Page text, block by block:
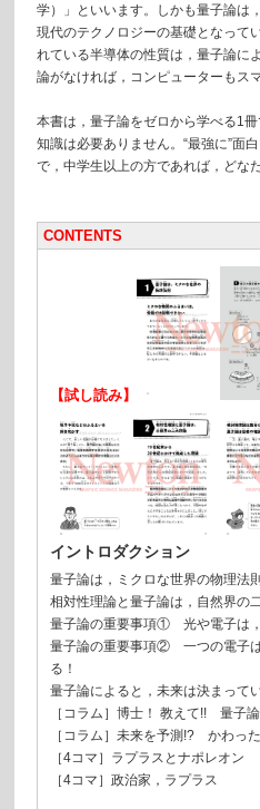
学）」といいます。しかも量子論は
現代のテクノロジーの基礎となって
れている半導体の性質は，量子論に
論がなければ，コンピューターもス
本書は，量子論をゼロから学べる1
知識は必要ありません。“最強に”面
で，中学生以上の方であれば，どな
CONTENTS
【試し読み】
イントロダクション
量子論は，ミクロな世界の物理法則
相対性理論と量子論は，自然界の
量子論の重要事項① 光や電子は，
量子論の重要事項② 一つの電子
る！
量子論によると，未来は決まって
［コラム］博士！ 教えて!! 量子
［コラム］未来を予測!? かわっ
［4コマ］ラプラスとナポレオン
［4コマ］政治家，ラプラス